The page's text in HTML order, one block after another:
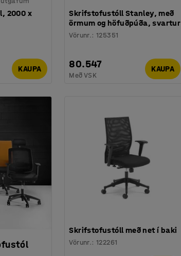
2000 x
KAUPA
Skrifstofustóll Stanley, með
örmum og höfuðpúða, svartur
Vörunr.:125351
80.547
Með VSK
KAUPA
Skrifstofustóll með net í baki
Vörunr.:122261